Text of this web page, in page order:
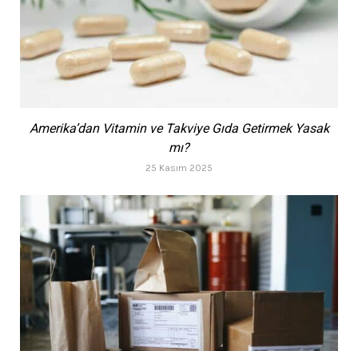
Amerika’dan Vitamin ve Takviye Gıda Getirmek Yasak
mı?
25 Kasım 2025